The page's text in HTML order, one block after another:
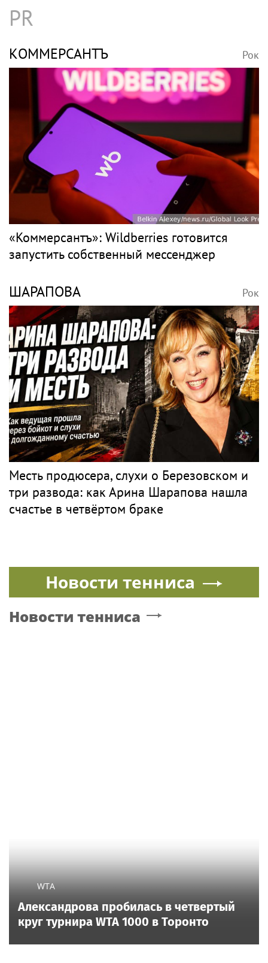
PR
КОММЕРСАНТЪ Рок
«Коммерсантъ»: Wildberries готовится
запустить собственный мессенджер
ШАРАПОВА Рок
Месть продюсера, слухи о Березовском и
три развода: как Арина Шарапова нашла
счастье в четвёртом браке
Новости тенниса
Новости тенниса
WTA
Александрова пробилась в четвертый
круг турнира WTA 1000 в Торонто